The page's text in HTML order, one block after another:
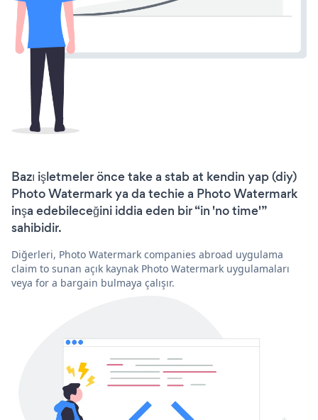
Bazı işletmeler önce take a stab at kendin yap (diy)
Photo Watermark ya da techie a Photo Watermark
inşa edebileceğini iddia eden bir “in 'no time'”
sahibidir.
Diğerleri, Photo Watermark companies abroad uygulama
claim to sunan açık kaynak Photo Watermark uygulamaları
veya for a bargain bulmaya çalışır.